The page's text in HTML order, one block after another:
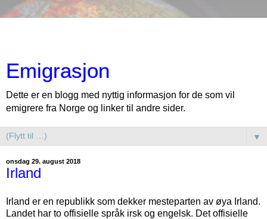
Emigrasjon
Dette er en blogg med nyttig informasjon for de som vil
emigrere fra Norge og linker til andre sider.
▼
onsdag 29. august 2018
Irland
Irland er en republikk som dekker mesteparten av øya Irland.
Landet har to offisielle språk irsk og engelsk. Det offisielle